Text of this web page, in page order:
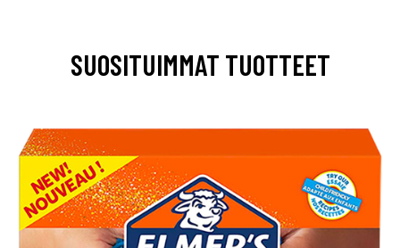
SUOSITUIMMAT TUOTTEET